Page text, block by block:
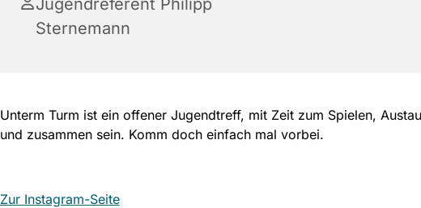
Jugendreferent Philipp
Sternemann
Unterm Turm ist ein offener Jugendtreff, mit Zeit zum Spielen,
und zusammen sein. Komm doch einfach mal vorbei.
Zur Instagram-Seite